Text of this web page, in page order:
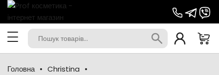
Головна
Christina